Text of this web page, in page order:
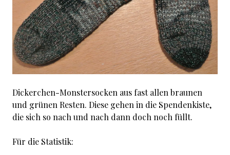
Dickerchen-Monstersocken aus fast allen braunen
und grünen Resten. Diese gehen in die Spendenkiste,
die sich so nach und nach dann doch noch füllt.
Für die Statistik: